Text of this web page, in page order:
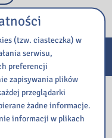
(tzw. ciasteczka) w
serwisu,
preferencji
zapisywania plików
przeglądarki
żadne informacje.
informacji w plikach